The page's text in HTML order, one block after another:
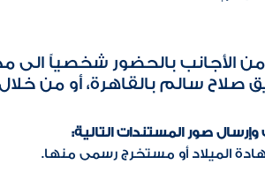
بالحضور شخصياً الى
صور المستندات التالية:
الميلاد أو مستخرج رسمى منها.